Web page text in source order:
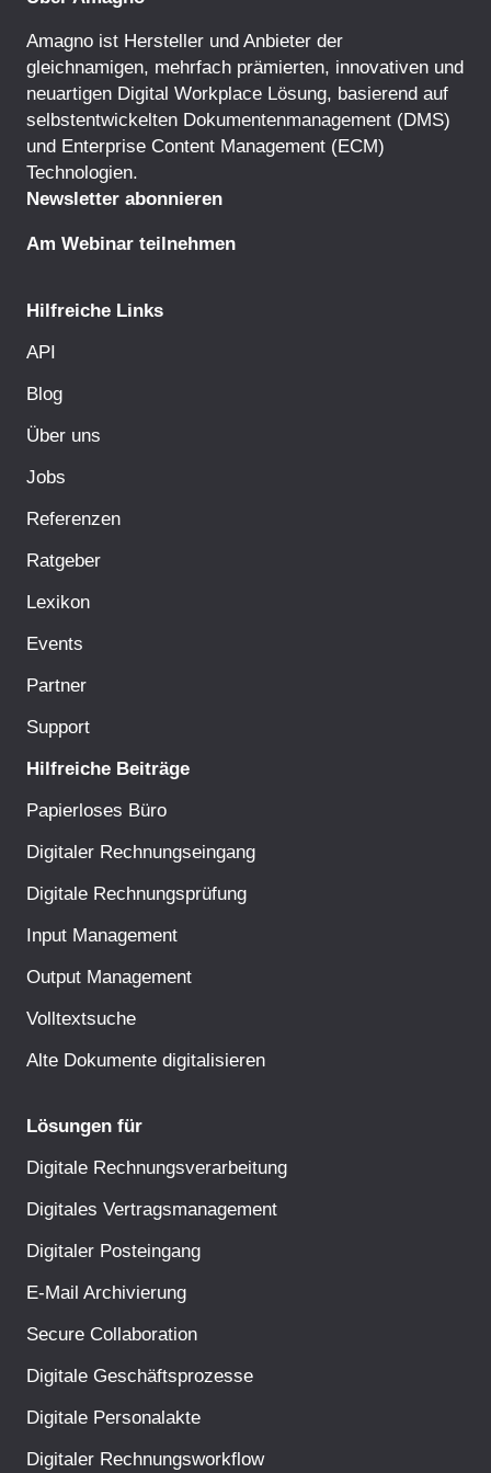
Amagno ist Hersteller und Anbieter der
gleichnamigen, mehrfach prämierten, innovativen und
neuartigen Digital Workplace Lösung, basierend auf
selbstentwickelten Dokumentenmanagement (DMS)
und Enterprise Content Management (ECM)
Technologien.
Newsletter abonnieren
Am Webinar teilnehmen
Hilfreiche Links
API
Blog
Über uns
Jobs
Referenzen
Ratgeber
Lexikon
Events
Partner
Support
Hilfreiche Beiträge
Papierloses Büro
Digitaler Rechnungseingang
Digitale Rechnungsprüfung
Input Management
Output Management
Volltextsuche
Alte Dokumente digitalisieren
Lösungen für
Digitale Rechnungsverarbeitung
Digitales Vertragsmanagement
Digitaler Posteingang
E-Mail Archivierung
Secure Collaboration
Digitale Geschäftsprozesse
Digitale Personalakte
Digitaler Rechnungsworkflow